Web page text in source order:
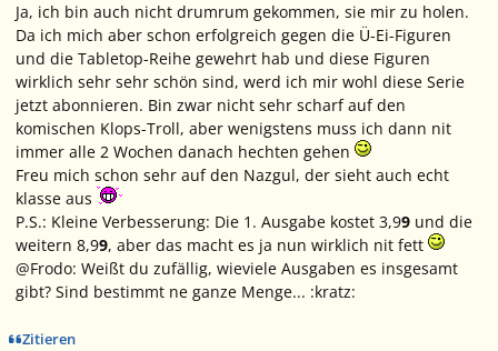
Ja, ich bin auch nicht drumrum gekommen, sie mir zu holen.
Da ich mich aber schon erfolgreich gegen die Ü-Ei-Figuren
und die Tabletop-Reihe gewehrt hab und diese Figuren
wirklich sehr sehr schön sind, werd ich mir wohl diese Serie
jetzt abonnieren. Bin zwar nicht sehr scharf auf den
komischen Klops-Troll, aber wenigstens muss ich dann nit
immer alle 2 Wochen danach hechten gehen
Freu mich schon sehr auf den Nazgul, der sieht auch echt
klasse aus
P.S.: Kleine Verbesserung: Die 1. Ausgabe kostet 3,99 und die
weitern 8,99, aber das macht es ja nun wirklich nit fett
@Frodo: Weißt du zufällig, wieviele Ausgaben es insgesamt
gibt? Sind bestimmt ne ganze Menge... :kratz:
Zitieren